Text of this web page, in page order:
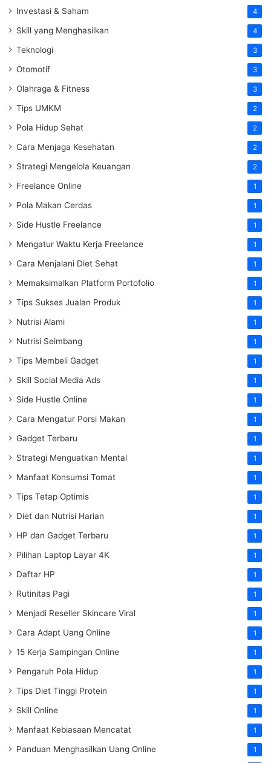
Investasi & Saham 4
Skill yang Menghasilkan 4
Teknologi 3
Otomotif 3
Olahraga & Fitness 3
Tips UMKM 2
Pola Hidup Sehat 2
Cara Menjaga Kesehatan 2
Strategi Mengelola Keuangan 2
Freelance Online 1
Pola Makan Cerdas 1
Side Hustle Freelance 1
Mengatur Waktu Kerja Freelance 1
Cara Menjalani Diet Sehat 1
Memaksimalkan Platform Portofolio 1
Tips Sukses Jualan Produk 1
Nutrisi Alami 1
Nutrisi Seimbang 1
Tips Membeli Gadget 1
Skill Social Media Ads 1
Side Hustle Online 1
Cara Mengatur Porsi Makan 1
Gadget Terbaru 1
Strategi Menguatkan Mental 1
Manfaat Konsumsi Tomat 1
Tips Tetap Optimis 1
Diet dan Nutrisi Harian 1
HP dan Gadget Terbaru 1
Pilihan Laptop Layar 4K 1
Daftar HP 1
Rutinitas Pagi 1
Menjadi Reseller Skincare Viral 1
Cara Adapt Uang Online 1
15 Kerja Sampingan Online 1
Pengaruh Pola Hidup 1
Tips Diet Tinggi Protein 1
Skill Online 1
Manfaat Kebiasaan Mencatat 1
Panduan Menghasilkan Uang Online 1